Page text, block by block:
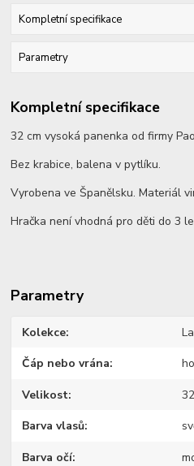
Kompletní specifikace
Parametry
Kompletní specifikace
32 cm vysoká panenka od firmy
Bez krabice, balena v pytlíku.
Vyrobena ve Španělsku. Materiál
Hračka není vhodná pro děti do 3
Parametry
Kolekce
Čáp nebo vrána
Velikost
Barva vlasů
Barva očí